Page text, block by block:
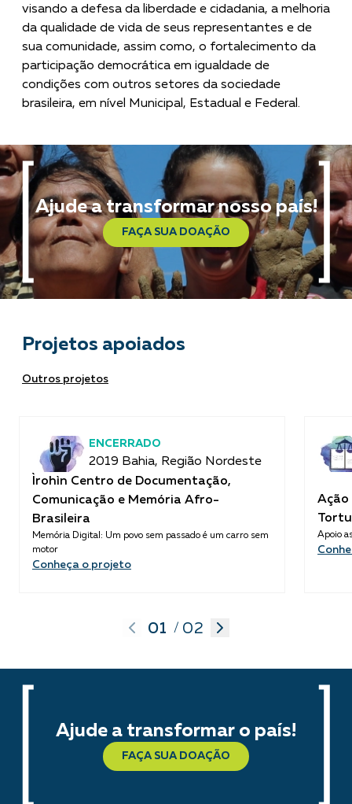
visando a defesa da liberdade e cidadania, a melhoria
da qualidade de vida de seus representantes e de
sua comunidade, assim como, o fortalecimento da
participação democrática em igualdade de
condições com outros setores da sociedade
brasileira, em nível Municipal, Estadual e Federal.
Ajude a transformar nosso país!
FAÇA SUA DOAÇÃO
Projetos apoiados
Outros projetos
ENCERRADO
2019 Bahia, Região Nordeste
Ìrohìn Centro de Documentação,
Comunicação e Memória Afro-
Brasileira
Memória Digital: Um povo sem passado é um carro sem
motor
Conheça o projeto
Ação
Apoio
01 / 02
Ajude a transformar o país!
FAÇA SUA DOAÇÃO